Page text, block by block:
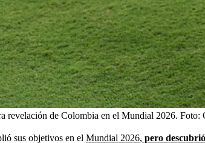
revelación de Colombia en el Mundial 2026. Foto:
sus objetivos en el Mundial 2026, pero